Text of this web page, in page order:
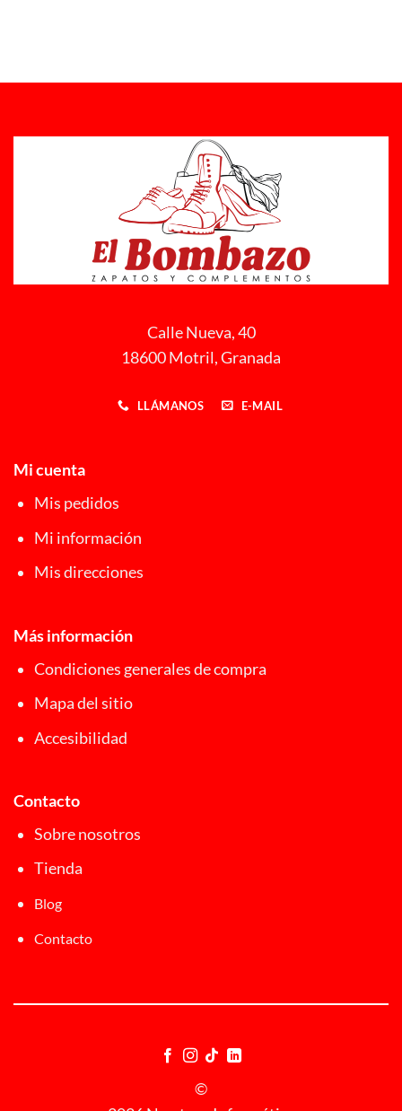
Calle Nueva, 40
18600 Motril, Granada
LLÁMANOS E-MAIL
Mi cuenta
Mis pedidos
Mi información
Mis direcciones
Más información
Condiciones generales de compra
Mapa del sitio
Accesibilidad
Contacto
Sobre nosotros
Tienda
Blog
Contacto
©